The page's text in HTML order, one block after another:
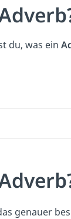
du, was ein
genauer